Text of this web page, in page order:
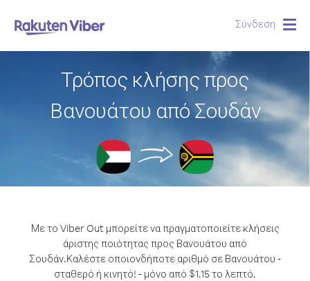
Σύνδεση
Τρόπος κλήσης προς
Βανουάτου από Σουδάν
Με το Viber Out μπορείτε να πραγματοποιείτε κλήσεις
άριστης ποιότητας προς Βανουάτου από
Σουδάν.Καλέστε οποιονδήποτε αριθμό σε Βανουάτου -
σταθερό ή κινητό! - μόνο από $1.15 το λεπτό.